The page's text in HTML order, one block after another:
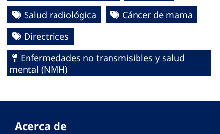
Salud radiológica
Cáncer de mama
Directrices
Enfermedades no transmisibles y salud
mental (NMH)
Acerca de